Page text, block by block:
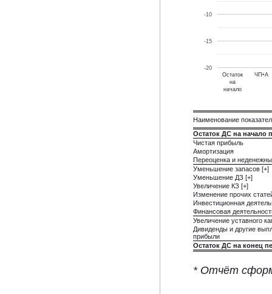
Остаток
на
начало
ЧП+А
-20
-15
-10
Наименование
Остаток ДС на начало
Чистая прибыль
Амортизация
Переоценка и
Уменьшение запасов [+]
Уменьшение ДЗ [+]
Увеличение КЗ [+]
Изменение прочих
Инвестиционная
Финансовая
Увеличение уставного
Дивиденды и другие
прибыли
Остаток ДС на конец
* Отчёт